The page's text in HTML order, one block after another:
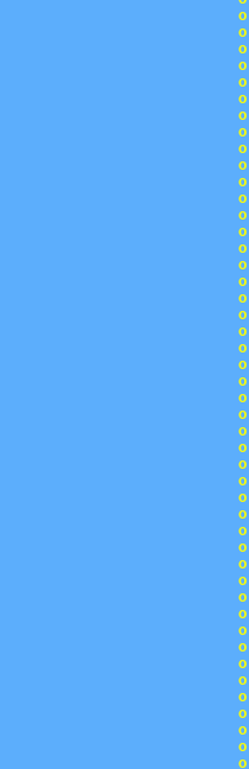
o
o
o
o
o
o
o
o
o
o
o
o
o
o
o
o
o
o
o
o
o
o
o
o
o
o
o
o
o
o
o
o
o
o
o
o
o
o
o
o
o
o
o
o
o
o